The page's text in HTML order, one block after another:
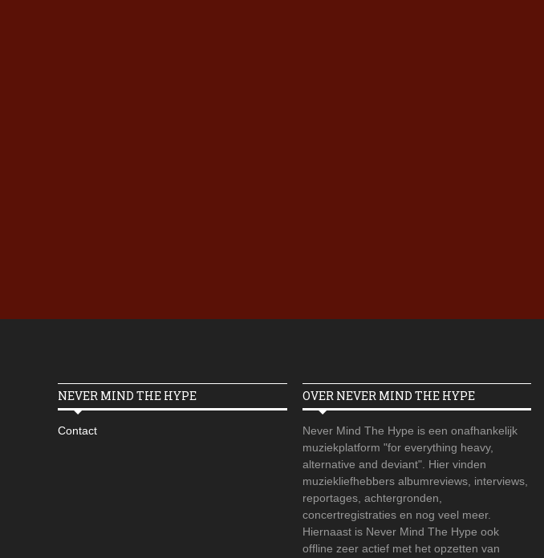
NEVER MIND THE HYPE
Contact
OVER NEVER MIND THE HYPE
Never Mind The Hype is een onafhankelijk
muziekplatform "for everything heavy,
alternative and deviant". Hier vinden
muziekliefhebbers albumreviews, interviews,
reportages, achtergronden,
concertregistraties en nog veel meer.
Hiernaast is Never Mind The Hype ook
offline zeer actief met het opzetten van